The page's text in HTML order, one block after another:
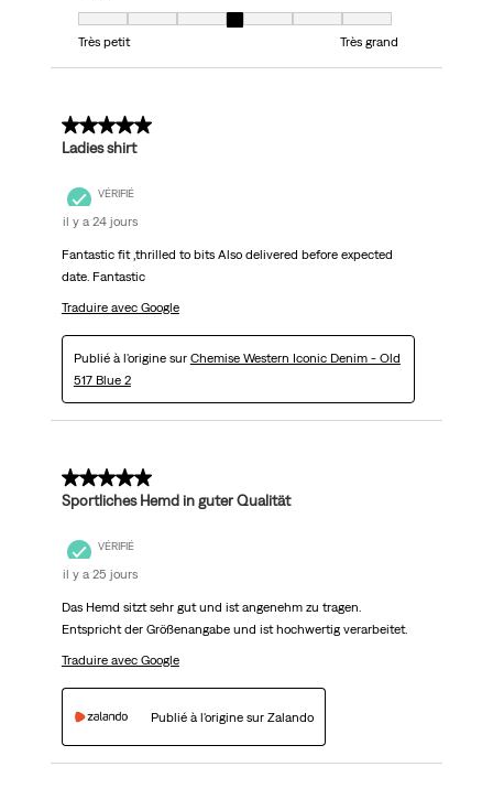
Taille, 4 sur 7, où 1 est égal à Très petit et 7 est égal à Très grand
Très petit
Très grand
5 sur 5 étoiles.
Ladies shirt
VÉRIFIÉ
il y a 24 jours
Fantastic fit ,thrilled to bits Also delivered before expected
date. Fantastic
Traduire avec Google
Publié à l'origine sur Chemise Western Iconic Denim - Old
517 Blue 2
5 sur 5 étoiles.
Sportliches Hemd in guter Qualität
VÉRIFIÉ
il y a 25 jours
Das Hemd sitzt sehr gut und ist angenehm zu tragen.
Entspricht der Größenangabe und ist hochwertig verarbeitet.
Traduire avec Google
Publié à l'origine sur Zalando